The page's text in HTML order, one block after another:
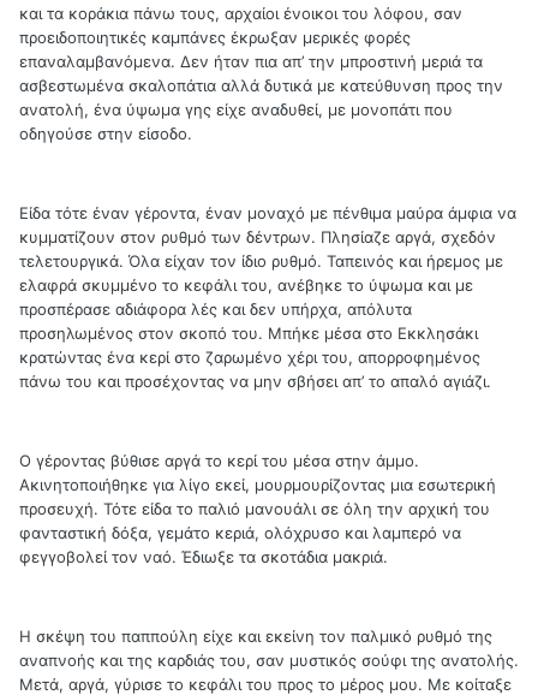
και τα κοράκια πάνω τους, αρχαίοι ένοικοι του λόφου, σαν
προειδοποιητικές καμπάνες έκρωξαν μερικές φορές
επαναλαμβανόμενα. Δεν ήταν πια απ’ την μπροστινή μεριά τα
ασβεστωμένα σκαλοπάτια αλλά δυτικά με κατεύθυνση προς την
ανατολή, ένα ύψωμα γης είχε αναδυθεί, με μονοπάτι που
οδηγούσε στην είσοδο.
Είδα τότε έναν γέροντα, έναν μοναχό με πένθιμα μαύρα άμφια να
κυμματίζουν στον ρυθμό των δέντρων. Πλησίαζε αργά, σχεδόν
τελετουργικά. Όλα είχαν τον ίδιο ρυθμό. Ταπεινός και ήρεμος με
ελαφρά σκυμμένο το κεφάλι του, ανέβηκε το ύψωμα και με
προσπέρασε αδιάφορα λές και δεν υπήρχα, απόλυτα
προσηλωμένος στον σκοπό του. Μπήκε μέσα στο Εκκλησάκι
κρατώντας ένα κερί στο ζαρωμένο χέρι του, απορροφημένος
πάνω του και προσέχοντας να μην σβήσει απ’ το απαλό αγιάζι.
Ο γέροντας βύθισε αργά το κερί του μέσα στην άμμο.
Ακινητοποιήθηκε για λίγο εκεί, μουρμουρίζοντας μια εσωτερική
προσευχή. Τότε είδα το παλιό μανουάλι σε όλη την αρχική του
φανταστική δόξα, γεμάτο κεριά, ολόχρυσο και λαμπερό να
φεγγοβολεί τον ναό. Έδιωξε τα σκοτάδια μακριά.
Η σκέψη του παππούλη είχε και εκείνη τον παλμικό ρυθμό της
αναπνοής και της καρδιάς του, σαν μυστικός σούφι της ανατολής.
Μετά, αργά, γύρισε το κεφάλι του προς το μέρος μου. Με κοίταξε